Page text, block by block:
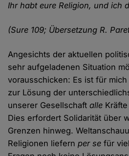
Ihr habt eure Religion, und ich
(Sure 109; Übersetzung R.
Angesichts der aktuellen
sehr aufgeladenen Situation
vorausschicken: Es ist für
zur Lösung der
unserer Gesellschaftalle
Dies erfordert Solidarität über
Grenzen hinweg.
Religionen liefernper se für